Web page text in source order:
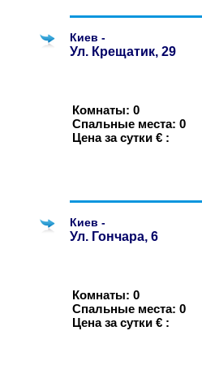
Киев -
Ул. Крещатик, 29
Комнаты: 0
Спальные места: 0
Цена за сутки € :
Киев -
Ул. Гончара, 6
Комнаты: 0
Спальные места: 0
Цена за сутки € :